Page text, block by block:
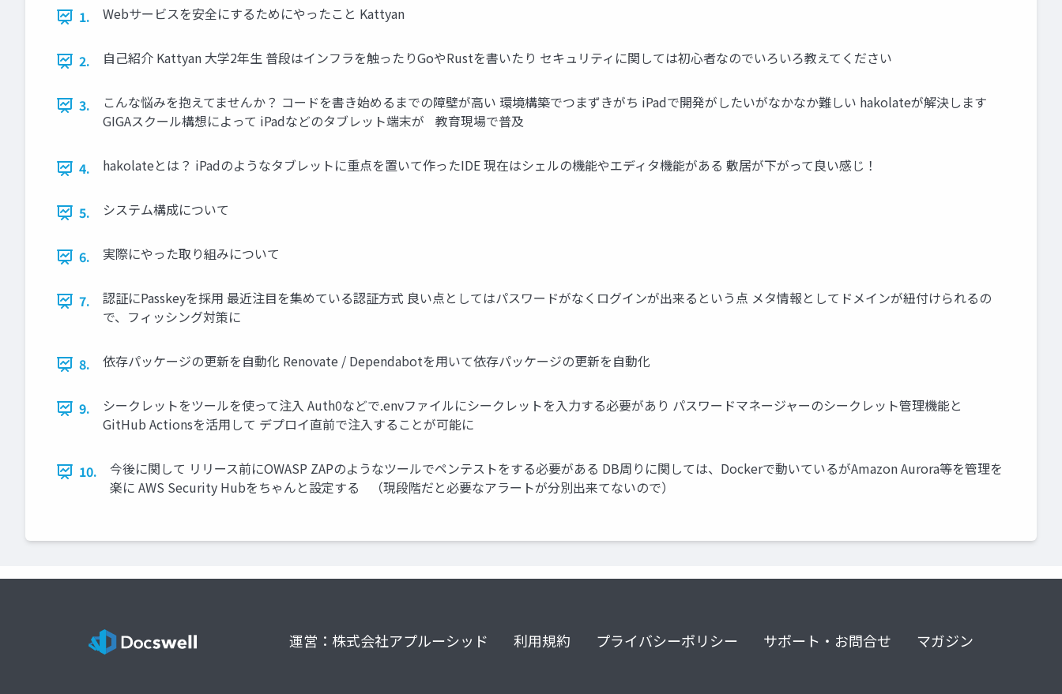
1.
Webサービスを安全にするためにやったこと Kattyan
2. 自己紹介 Kattyan 大学2年生 普段はインフラを触ったりGoやRustを書いたり セキュリティに関しては初心者なのでいろいろ教えてください
3.
こんな悩みを抱えてませんか？ コードを書き始めるまでの障壁が高い 環境構築でつまずきがち iPadで開発がしたいがなかなか難しい hakolateが解決します
GIGAスクール構想によって iPadなどのタブレット端末が 教育現場で普及
4. hakolateとは？ iPadのようなタブレットに重点を置いて作ったIDE 現在はシェルの機能やエディタ機能がある 敷居が下がって良い感じ！
5. システム構成について
6. 実際にやった取り組みについて
7.
認証にPasskeyを採用 最近注目を集めている認証方式 良い点としてはパスワードがなくログインが出来るという点 メタ情報としてドメインが紐付けられるの
で、フィッシング対策に
8. 依存パッケージの更新を自動化 Renovate / Dependabotを用いて依存パッケージの更新を自動化
9.
シークレットをツールを使って注入 Auth0などで.envファイルにシークレットを入力する必要があり パスワードマネージャーのシークレット管理機能と
GitHub Actionsを活用して デプロイ直前で注入することが可能に
10.
今後に関して リリース前にOWASP ZAPのようなツールでペンテストをする必要がある DB周りに関しては、Dockerで動いているがAmazon Aurora等を管理を
楽に AWS Security Hubをちゃんと設定する （現段階だと必要なアラートが分別出来てないので）
運営：株式会社アプルーシッド 利用規約 プライバシーポリシー サポート・お問合せ マガジン